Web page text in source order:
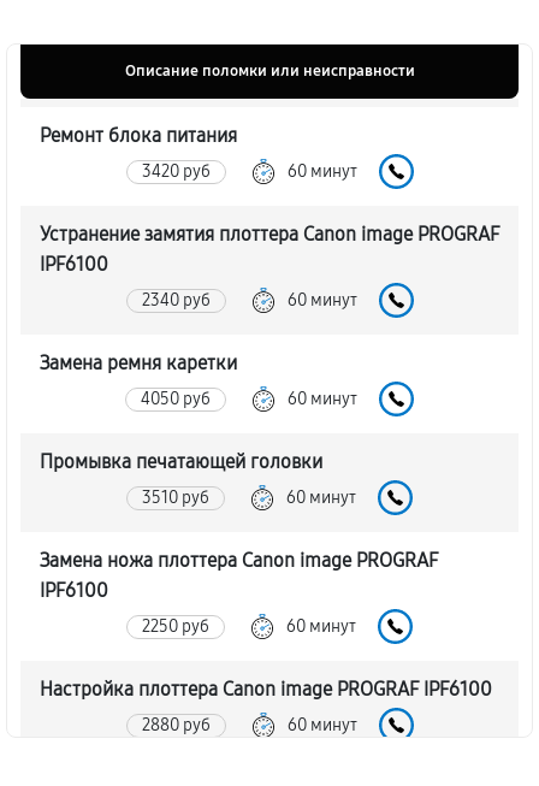
Описание поломки или неисправности
Ремонт блока питания
3420 руб 60 минут
Устранение замятия плоттера Canon image PROGRAF
IPF6100
2340 руб 60 минут
Замена ремня каретки
4050 руб 60 минут
Промывка печатающей головки
3510 руб 60 минут
Замена ножа плоттера Canon image PROGRAF
IPF6100
2250 руб 60 минут
Настройка плоттера Canon image PROGRAF IPF6100
2880 руб 60 минут